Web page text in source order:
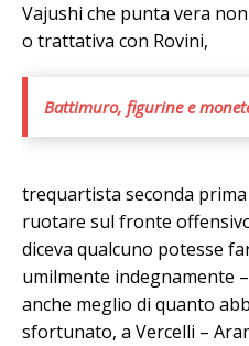
Vajushi che punta vera
o trattativa con Rovini,
Battimuro, figurine e
trequartista seconda
ruotare sul fronte
diceva qualcuno potesse
umilmente indegnamente
anche meglio di quanto
sfortunato, a Vercelli –